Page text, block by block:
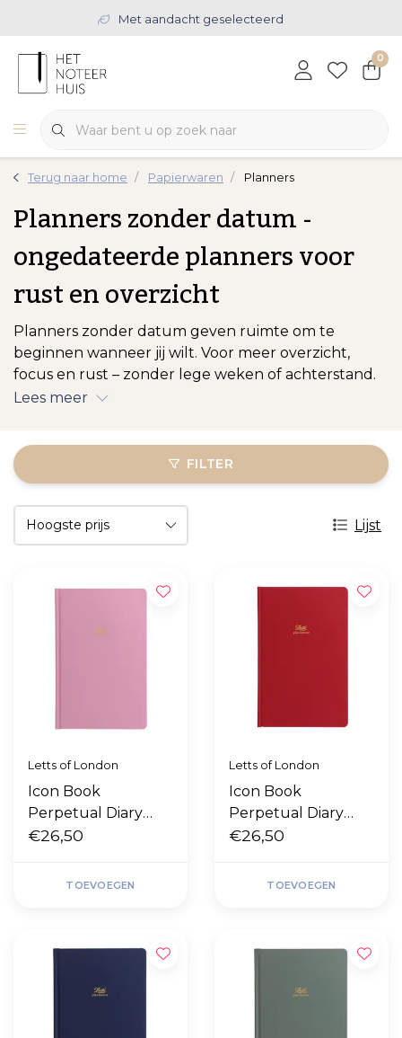
Met aandacht geselecteerd
0
Terug naar home Papierwaren Planners
Planners zonder datum -
ongedateerde planners voor
rust en overzicht
Planners zonder datum geven ruimte om te
beginnen wanneer jij wilt. Voor meer overzicht,
focus en rust – zonder lege weken of achterstand.
Lees meer
FILTER
Lijst
Letts of London
Icon Book
Perpetual Diary
"Pink"
€26,50
TOEVOEGEN
Letts of London
Icon Book
Perpetual Diary
"Red"
€26,50
TOEVOEGEN